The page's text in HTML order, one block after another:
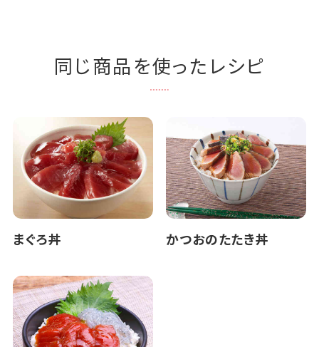
同じ商品を使ったレシピ
まぐろ丼 かつおのたたき丼